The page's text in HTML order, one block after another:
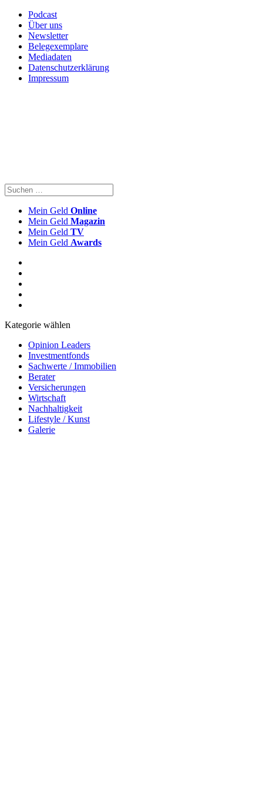
Podcast
Über uns
Newsletter
Belegexemplare
Mediadaten
Datenschutzerklärung
Impressum
Mein Geld Online
Mein Geld Magazin
Mein Geld TV
Mein Geld Awards
Kategorie wählen
Opinion Leaders
Investmentfonds
Sachwerte / Immobilien
Berater
Versicherungen
Wirtschaft
Nachhaltigkeit
Lifestyle / Kunst
Galerie